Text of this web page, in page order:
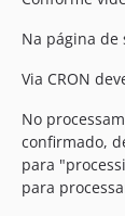
Na página de
Via CRON
No
confirmado,
para
para